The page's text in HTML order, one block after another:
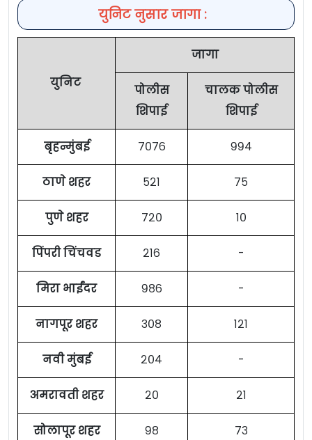
युनिट नुसार जागा :
युनिट
जागा
पोलीस
शिपाई
चालक पोलीस
शिपाई
बृहन्मुंबई ७०७६ ९९४
ठाणे शहर ५२१ ७५
पुणे शहर ७२० १०
पिंपरी चिंचवड २१६ -
मिरा भाईंदर ९८६ -
नागपूर शहर ३०८ १२१
नवी मुंबई २०४ -
अमरावती शहर २० २१
सोलापूर शहर ९८ ७३